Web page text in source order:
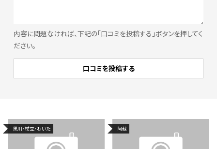
内容に問題なければ、下記の「口コミを投稿する」ボタンを押してく
ださい。
黒川・杖立・わいた 阿蘇